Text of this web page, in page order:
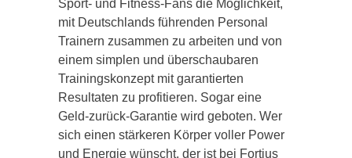
Sport- und Fitness-Fans die Möglichkeit,
mit Deutschlands führenden Personal
Trainern zusammen zu arbeiten und von
einem simplen und überschaubaren
Trainingskonzept mit garantierten
Resultaten zu profitieren. Sogar eine
Geld-zurück-Garantie wird geboten. Wer
sich einen stärkeren Körper voller Power
und Energie wünscht, der ist bei Fortius